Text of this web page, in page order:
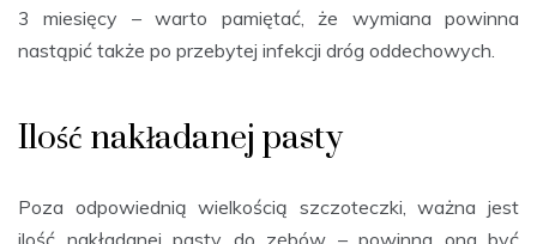
3 miesięcy – warto pamiętać, że wymiana powinna
nastąpić także po przebytej infekcji dróg oddechowych.
Ilość nakładanej pasty
Poza odpowiednią wielkością szczoteczki, ważna jest